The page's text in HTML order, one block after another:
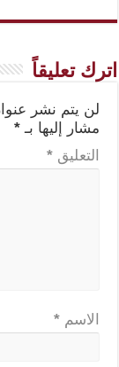
اترك تعليقاً
لن يتم نشر
مشار إليها بـ *
التعليق *
الاسم *